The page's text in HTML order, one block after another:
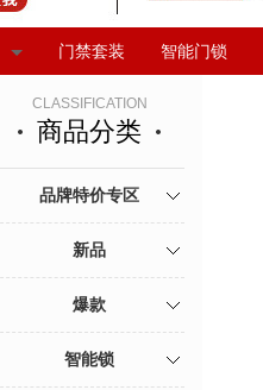
门禁套装 智能门锁
CLASSIFICATION
商品分类
品牌特价专区
新品
爆款
智能锁